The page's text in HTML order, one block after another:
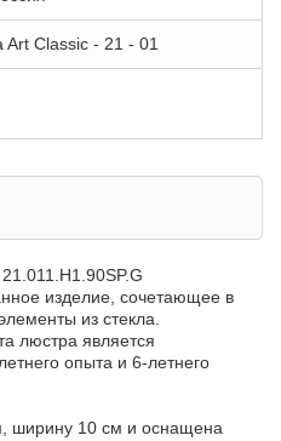
Art Classic - 21 - 01
изделие, сочетающее в
из стекла.
люстра является
опыта и 6-летнего
ширину 10 см и оснащена